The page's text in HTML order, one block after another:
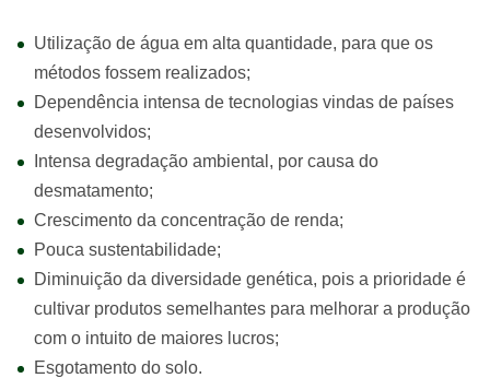
Utilização de água em alta quantidade, para que os
métodos fossem realizados;
Dependência intensa de tecnologias vindas de países
desenvolvidos;
Intensa degradação ambiental, por causa do
desmatamento;
Crescimento da concentração de renda;
Pouca sustentabilidade;
Diminuição da diversidade genética, pois a prioridade é
cultivar produtos semelhantes para melhorar a produção
com o intuito de maiores lucros;
Esgotamento do solo.